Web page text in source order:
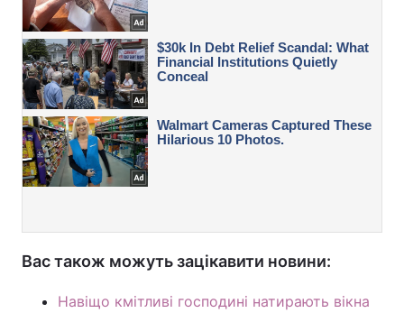
Вас також можуть зацікавити новини:
Навіщо кмітливі господині натирають вікна